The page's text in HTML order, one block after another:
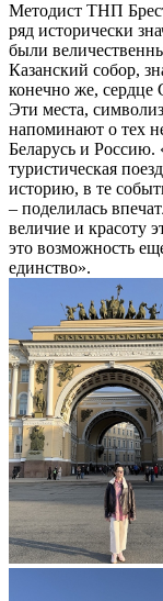
Методист ТНП
ряд исторически
были
Казанский собор,
конечно же, сердце
Эти места,
напоминают о тех
Беларусь и Россию.
туристическая
историю, в те
– поделилась
величие и красоту
это возможность
единство».